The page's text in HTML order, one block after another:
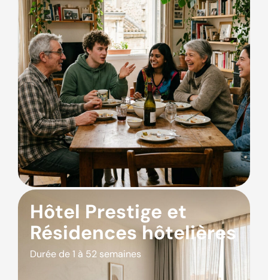
Hôtel Prestige et
Résidences hôtelières
Durée de 1 à 52 semaines